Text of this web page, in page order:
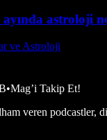
ayında astroloji
ve Astroloji
Takip Et!
veren podcastler,